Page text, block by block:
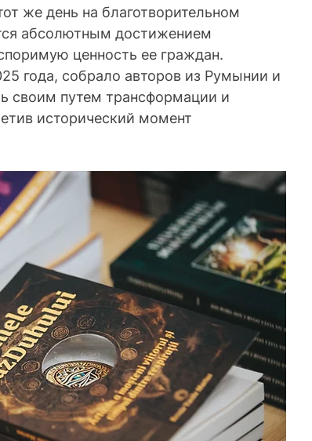
же день на благотворительном
абсолютным достижением
ценность ее граждан.
года, собрало авторов из Румынии и
своим путем трансформации и
исторический момент